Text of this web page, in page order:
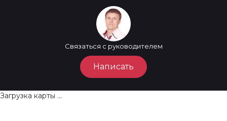
Связаться с руководителем
Написать
Загрузка карты ...